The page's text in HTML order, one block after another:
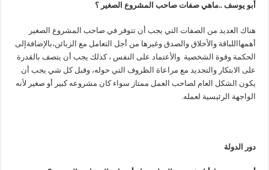
أبو يوسف ..ماهي صفات صاحب المشروع الصغير ؟
هناك العديد من الصفات التي يجب أن تتوفر في صاحب المشروع الصغير
أهمهااللباقة والأخلاق والصدق وغيرها من أجل التعامل مع الزبائن،بالإضافةإلى
الحكمة وقوة الشخصية والأعتماد على النفس ، كذلك يجب أن يتصف بالقدرة
على الابتكار والتجديد مع مراعاة الظروف التي حوله، وقبل كل شي يجب أن
يكون الشكل العام لصاحب العمل ممتاز سواء كان مشروعه كبير أو صغير لأنه
الواجهة الرئيسية لعمله.
دور الدولة